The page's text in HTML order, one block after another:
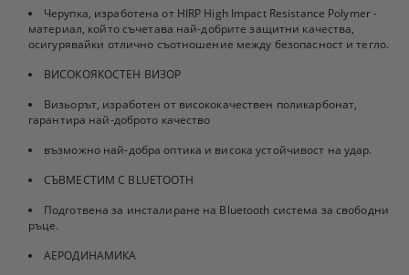
Черупка, изработена от HIRP High Impact Resistance Polymer -
материал, който съчетава най-добрите защитни качества,
осигурявайки отлично съотношение между безопасност и тегло.
ВИСОКОЯКОСТЕН ВИЗОР
Визьорът, изработен от висококачествен поликарбонат,
гарантира най-доброто качество
възможно най-добра оптика и висока устойчивост на удар.
СЪВМЕСТИМ С BLUETOOTH
Подготвена за инсталиране на Bluetooth система за свободни
ръце.
АЕРОДИНАМИКА